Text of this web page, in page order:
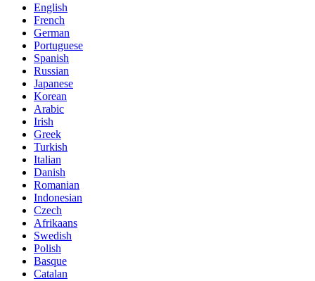
English
French
German
Portuguese
Spanish
Russian
Japanese
Korean
Arabic
Irish
Greek
Turkish
Italian
Danish
Romanian
Indonesian
Czech
Afrikaans
Swedish
Polish
Basque
Catalan